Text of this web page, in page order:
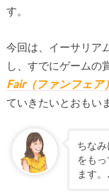
す。
今回は、イーサリア
し、すでにゲームの
Fair（ファンフェア）
ていきたいとおもい
ちな
をも
ます。